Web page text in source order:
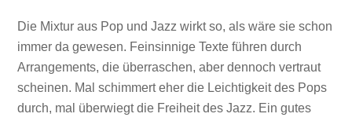
Die Mixtur aus Pop und Jazz wirkt so, als wäre sie schon
immer da gewesen. Feinsinnige Texte führen durch
Arrangements, die überraschen, aber dennoch vertraut
scheinen. Mal schimmert eher die Leichtigkeit des Pops
durch, mal überwiegt die Freiheit des Jazz. Ein gutes